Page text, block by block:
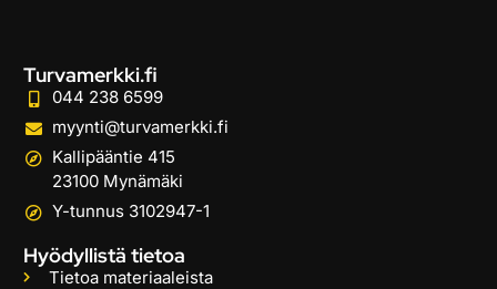
Turvamerkki.fi
044 238 6599
myynti@turvamerkki.fi
Kallipääntie 415
23100 Mynämäki
Y-tunnus 3102947-1
Hyödyllistä tietoa
Tietoa materiaaleista